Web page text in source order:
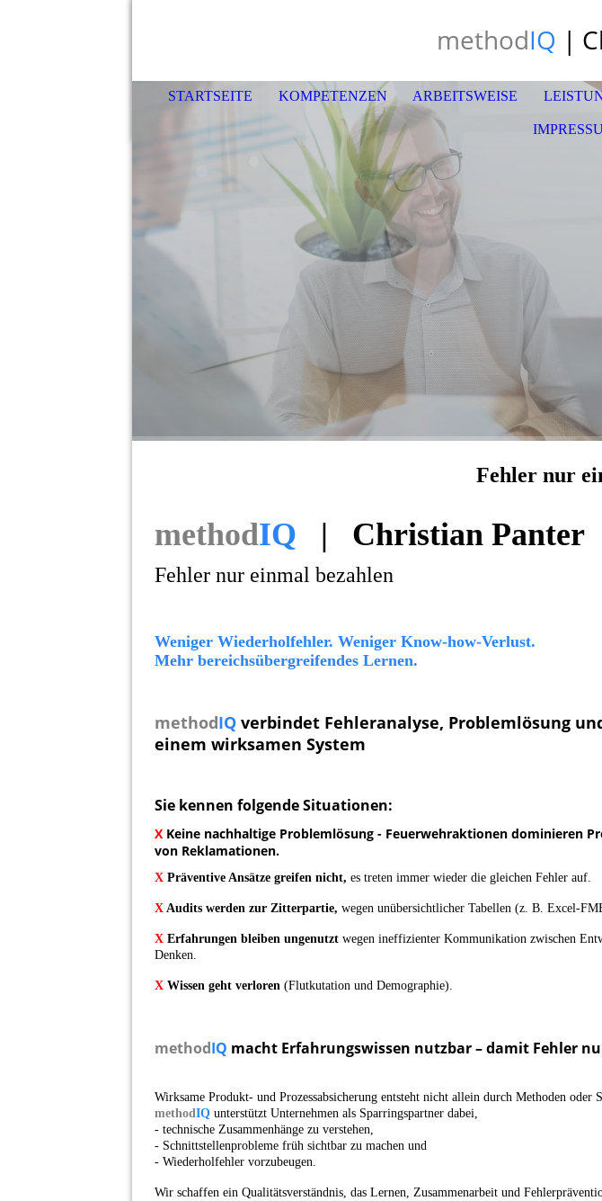
methodIQ |
STARTSEITE KOMPETENZEN ARBEITSWEISE
Fehler nur
methodIQ | Christian Panter
Fehler nur einmal bezahlen
Weniger Wiederholfehler. Weniger Know-how-Verlust.
Mehr bereichsübergreifendes Lernen.
methodIQ verbindet Fehleranalyse, Problemlösung
einem wirksamen System
Sie kennen folgende Situationen:
X Keine nachhaltige Problemlösung - Feuerwehraktionen dominieren
von Reklamationen.
X Präventive Ansätze greifen nicht, es treten immer wieder die gleichen Fehler auf.
X Audits werden zur Zitterpartie, wegen unübersichtlicher Tabellen (z. B. Excel-
X Erfahrungen bleiben ungenutzt wegen ineffizienter Kommunikation zwischen
Denken.
X Wissen geht verloren (Flutkutation und Demographie).
methodIQ macht Erfahrungswissen nutzbar – damit Fehler
Wirksame Produkt- und Prozessabsicherung entsteht nicht allein durch Methoden oder
methodIQ unterstützt Unternehmen als Sparringspartner dabei,
- technische Zusammenhänge zu verstehen,
- Schnittstellenprobleme früh sichtbar zu machen und
- Wiederholfehler vorzubeugen.
Wir schaffen ein Qualitätsverständnis, das Lernen, Zusammenarbeit und